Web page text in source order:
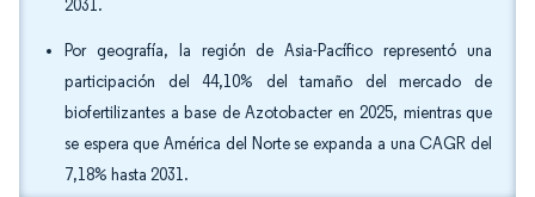
2031.
Por geografía, la región de Asia-Pacífico representó una
participación del 44,10% del tamaño del mercado de
biofertilizantes a base de Azotobacter en 2025, mientras que
se espera que América del Norte se expanda a una CAGR del
7,18% hasta 2031.